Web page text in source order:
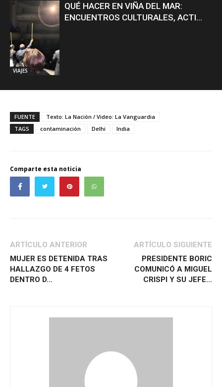
VIAJES
QUÉ HACER EN VIÑA DEL MAR:
ENCUENTROS CULTURALES, ACTI...
FUENTE
Texto: La Nación / Video: La Vanguardia
TAGS
contaminación Delhi India
Comparte esta noticia
ARTÍCULO ANTERIOR
MUJER ES DETENIDA TRAS
HALLAZGO DE 4 FETOS
DENTRO D...
ARTÍCULO SIGUIENTE
PRESIDENTE BORIC
COMUNICÓ A MIGUEL
CRISPI Y SU JEFE...